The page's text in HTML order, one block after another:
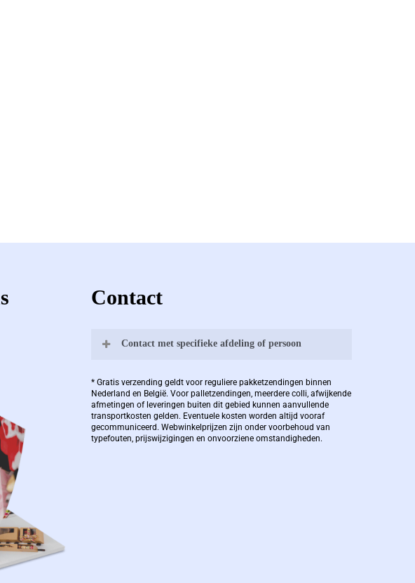
Contact
Contact met specifieke afdeling of persoon
Bernard Pauwels:
Zaakvoerder Berdo
bernard@berdo.be
* Gratis verzending geldt voor reguliere pakketzendingen binnen
Nederland en België. Voor palletzendingen, meerdere colli, afwijkende
afmetingen of leveringen buiten dit gebied kunnen aanvullende
transportkosten gelden. Eventuele kosten worden altijd vooraf
gecommuniceerd. Webwinkelprijzen zijn onder voorbehoud van
typefouten, prijswijzigingen en onvoorziene omstandigheden.